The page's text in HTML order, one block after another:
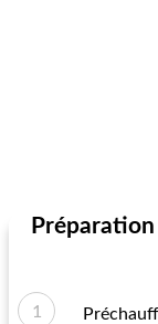
Préparation